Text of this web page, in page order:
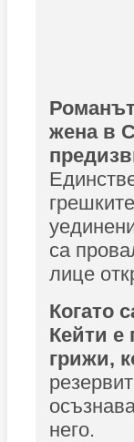
жена в
са
лице
Когато
Кейти е
грижи,
него.